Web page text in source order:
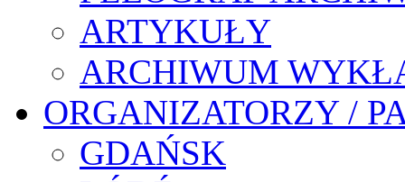
ARTYKUŁY
ARCHIWUM
ORGANIZATORZY /
GDAŃSK